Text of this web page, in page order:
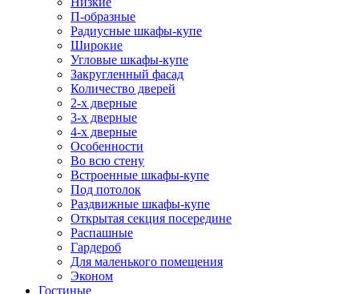
П-образные
Радиусные шкафы-купе
Широкие
Угловые шкафы-купе
Закругленный фасад
Количество дверей
2-х дверные
3-х дверные
4-х дверные
Особенности
Во всю стену
Встроенные шкафы-купе
Под потолок
Раздвижные шкафы-купе
Открытая секция посередине
Распашные
Гардероб
Для маленького помещения
Эконом
Гостиные